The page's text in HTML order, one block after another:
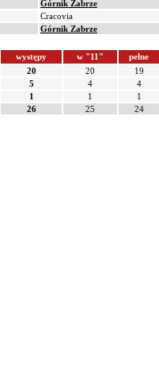
Górnik Zabrze
Cracovia
Górnik Zabrze
występy w "11"
pełne
20 20
19
5 4
4
1 1
1
26 25 24